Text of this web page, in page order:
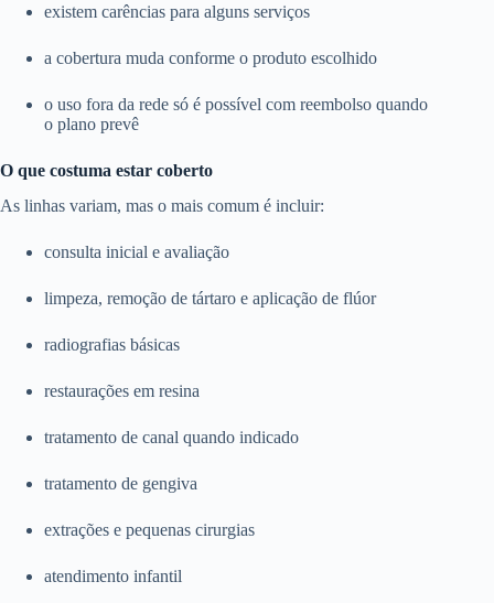
existem carências para alguns serviços
a cobertura muda conforme o produto escolhido
o uso fora da rede só é possível com reembolso quando
o plano prevê
O que costuma estar coberto
As linhas variam, mas o mais comum é incluir:
consulta inicial e avaliação
limpeza, remoção de tártaro e aplicação de flúor
radiografias básicas
restaurações em resina
tratamento de canal quando indicado
tratamento de gengiva
extrações e pequenas cirurgias
atendimento infantil